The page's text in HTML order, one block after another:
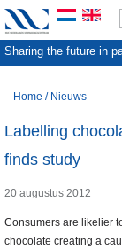
Sharing the future in
Home / Nieuws
Labelling
finds study
20 augustus 2012
Consumers are likelier
chocolate creating a